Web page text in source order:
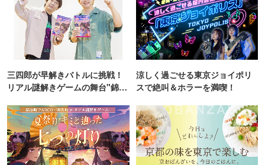
三四郎が早解きバトルに挑戦！
リアル謎解きゲームの舞台"錦糸
涼しく過ごせる東京ジョイポリ
スで絶叫＆ホラーを満喫！